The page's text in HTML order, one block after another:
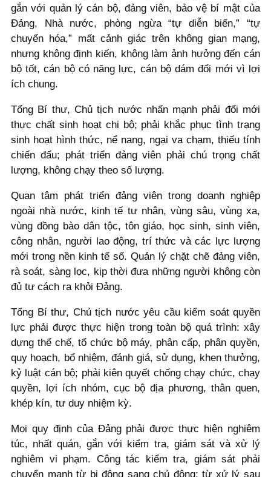
gắn với quản lý cán bộ, đảng viên, bảo vệ bí mật của
Đảng, Nhà nước, phòng ngừa “tự diễn biến,” “tự
chuyển hóa,” mất cảnh giác trên không gian mạng,
nhưng không định kiến, không làm ảnh hưởng đến cán
bộ tốt, cán bộ có năng lực, cán bộ dám đổi mới vì lợi
ích chung.
Tổng Bí thư, Chủ tịch nước nhấn mạnh phải đổi mới
thực chất sinh hoạt chi bộ; phải khắc phục tình trạng
sinh hoạt hình thức, nể nang, ngại va chạm, thiếu tính
chiến đấu; phát triển đảng viên phải chú trọng chất
lượng, không chạy theo số lượng.
Quan tâm phát triển đảng viên trong doanh nghiệp
ngoài nhà nước, kinh tế tư nhân, vùng sâu, vùng xa,
vùng đồng bào dân tộc, tôn giáo, học sinh, sinh viên,
công nhân, người lao động, trí thức và các lực lượng
mới trong nền kinh tế số. Quản lý chặt chẽ đảng viên,
rà soát, sàng lọc, kịp thời đưa những người không còn
đủ tư cách ra khỏi Đảng.
Tổng Bí thư, Chủ tịch nước yêu cầu kiểm soát quyền
lực phải được thực hiện trong toàn bộ quá trình: xây
dựng thể chế, tổ chức bộ máy, phân cấp, phân quyền,
quy hoạch, bổ nhiệm, đánh giá, sử dụng, khen thưởng,
kỷ luật cán bộ; phải kiên quyết chống chạy chức, chạy
quyền, lợi ích nhóm, cục bộ địa phương, thân quen,
khép kín, tư duy nhiệm kỳ.
Mọi quy định của Đảng phải được thực hiện nghiêm
túc, nhất quán, gắn với kiểm tra, giám sát và xử lý
nghiêm vi phạm. Công tác kiểm tra, giám sát phải
chuyển mạnh từ bị động sang chủ động; từ xử lý sau